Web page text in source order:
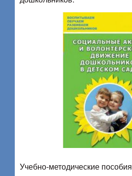
Учебно-методические